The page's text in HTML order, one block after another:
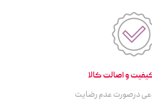
و اصالت کالا
درصورت عدم رضایت